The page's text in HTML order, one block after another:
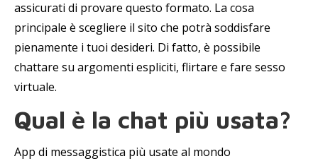
assicurati di provare questo formato. La cosa
principale è scegliere il sito che potrà soddisfare
pienamente i tuoi desideri. Di fatto, è possibile
chattare su argomenti espliciti, flirtare e fare sesso
virtuale.
Qual è la chat più usata?
App di messaggistica più usate al mondo